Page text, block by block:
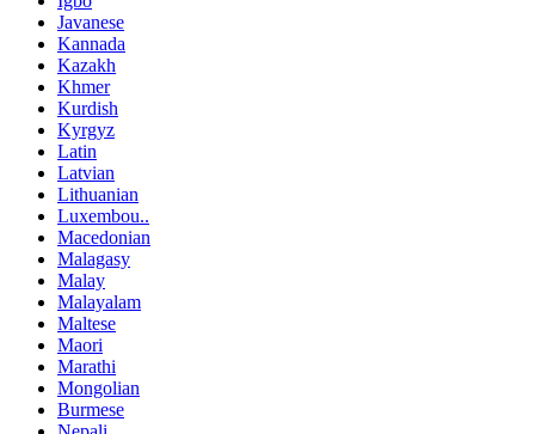
Javanese
Kannada
Kazakh
Khmer
Kurdish
Kyrgyz
Latin
Latvian
Lithuanian
Luxembou..
Macedonian
Malagasy
Malay
Malayalam
Maltese
Maori
Marathi
Mongolian
Burmese